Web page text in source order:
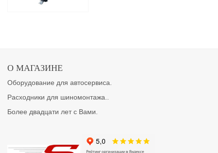
О МАГАЗИНЕ
Оборудование для автосервиса.
Расходники для шиномонтажа..
Более двадцати лет с Вами.